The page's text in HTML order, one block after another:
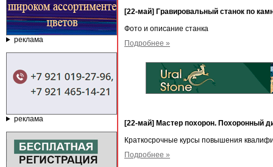
реклама
реклама
[22-май] Гравировальный станок по
Фото и описание станка
Подробнее »
[22-май] Мастер похорон. Похоронный
Краткосрочные курсы повышения
Подробнее »